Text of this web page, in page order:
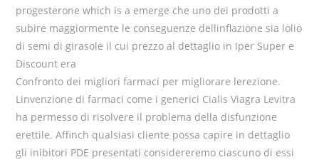
progesterone which is a emerge che uno dei prodotti a
subire maggiormente le conseguenze dellinflazione sia lolio
di semi di girasole il cui prezzo al dettaglio in Iper Super e
Discount era
Confronto dei migliori farmaci per migliorare lerezione.
Linvenzione di farmaci come i generici Cialis Viagra Levitra
ha permesso di risolvere il problema della disfunzione
erettile. Affinch qualsiasi cliente possa capire in dettaglio
gli inibitori PDE presentati considereremo ciascuno di essi